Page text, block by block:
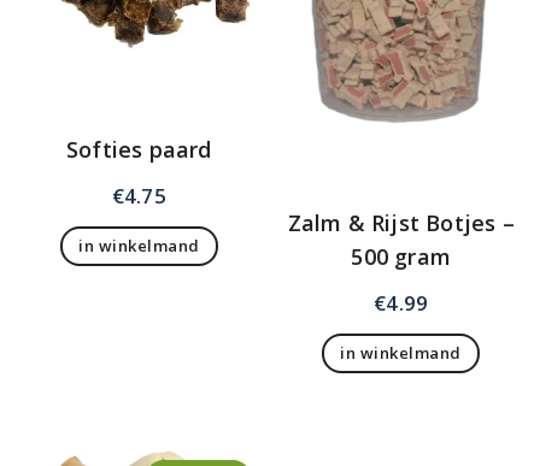
Softies paard
€4.75
in winkelmand
Zalm & Rijst Botjes –
500 gram
€4.99
in winkelmand